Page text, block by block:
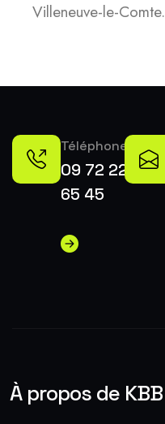
Villeneuve-le-Comte.
Téléphone
09 72 22
65 45
À propos de KBB